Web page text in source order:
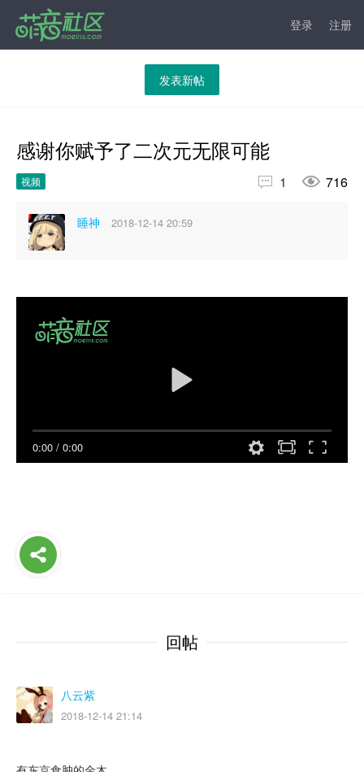
登录 注册
发表新帖
感谢你赋予了二次元无限可能
视频  1  716
睡神 2018-12-14 20:59
0:00 / 0:00
回帖
八云紫
2018-12-14 21:14